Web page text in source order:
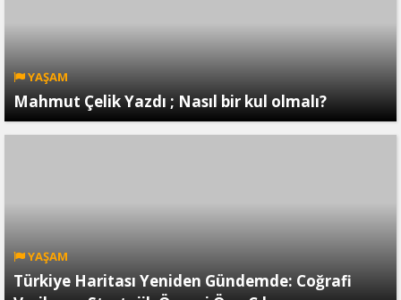
YAŞAM
Mahmut Çelik Yazdı ; Nasıl bir kul olmalı?
YAŞAM
Türkiye Haritası Yeniden Gündemde: Coğrafi